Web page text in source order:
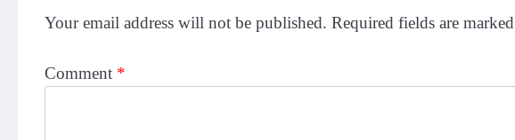
Your email address will not be published. Required fields are marked
Comment *